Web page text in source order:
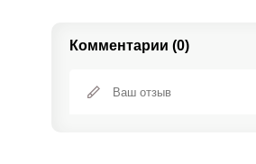
Комментарии (0)